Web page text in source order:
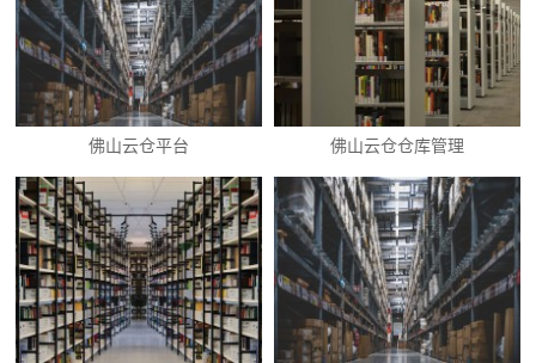
佛山云仓平台 佛山云仓仓库管理